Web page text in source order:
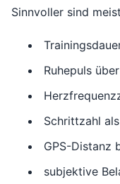
Sinnvoller sind
Ruhepuls
Schrittzahl
GPS-Distanz
subjektive